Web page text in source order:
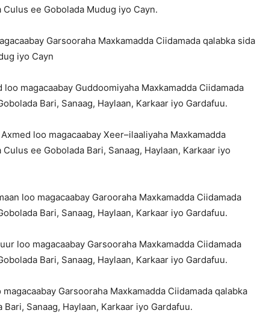
ee Gobolada Mudug iyo Cayn.
Garsooraha Maxkamadda Ciidamada qalabka sida
iyo Cayn
loo magacaabay Guddoomiyaha Maxkamadda Ciidamada
Bari, Sanaag, Haylaan, Karkaar iyo Gardafuu.
loo magacaabay Xeer–ilaaliyaha Maxkamadda
ee Gobolada Bari, Sanaag, Haylaan, Karkaar iyo
loo magacaabay Garooraha Maxkamadda Ciidamada
Bari, Sanaag, Haylaan, Karkaar iyo Gardafuu.
loo magacaabay Garsooraha Maxkamadda Ciidamada
Bari, Sanaag, Haylaan, Karkaar iyo Gardafuu.
Garsooraha Maxkamadda Ciidamada qalabka
Sanaag, Haylaan, Karkaar iyo Gardafuu.